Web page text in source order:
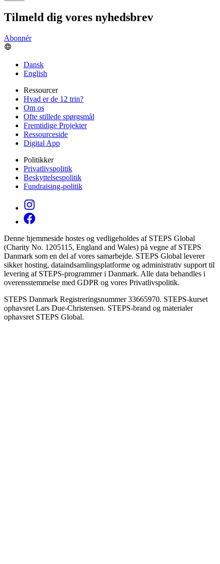
Tilmeld dig vores nyhedsbrev
Abonnér
Dansk
English
Ressourcer
Hvad er de 12 trin?
Om os
Ofte stillede spørgsmål
Fremtidige Projekter
Ressourceside
Digital App
Politikker
Privatlivspolitik
Beskyttelsespolitik
Fundraising-politik
Denne hjemmeside hostes og vedligeholdes af STEPS Global
(Charity No. 1205115, England and Wales) på vegne af STEPS
Danmark som en del af vores samarbejde. STEPS Global leverer
sikker hosting, dataindsamlingsplatforme og administrativ support til
levering af STEPS-programmer i Danmark. Alle data behandles i
overensstemmelse med GDPR og vores Privatlivspolitik.
STEPS Danmark Registreringsnummer 33665970. STEPS-kurset
ophavsret Lars Due-Christensen. STEPS-brand og materialer
ophavsret STEPS Global.